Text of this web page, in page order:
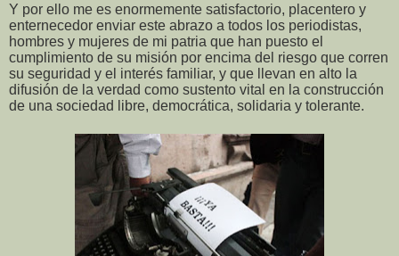
Y por ello me es enormemente satisfactorio, placentero y
enternecedor enviar este abrazo a todos los periodistas,
hombres y mujeres de mi patria que han puesto el
cumplimiento de su misión por encima del riesgo que corren
su seguridad y el interés familiar, y que llevan en alto la
difusión de la verdad como sustento vital en la construcción
de una sociedad libre, democrática, solidaria y tolerante.